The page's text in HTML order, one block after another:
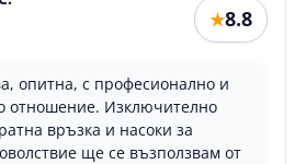
★8.8
опитна, с професионално и
отношение. Изключително
връзка и насоки за
ще се възползвам от